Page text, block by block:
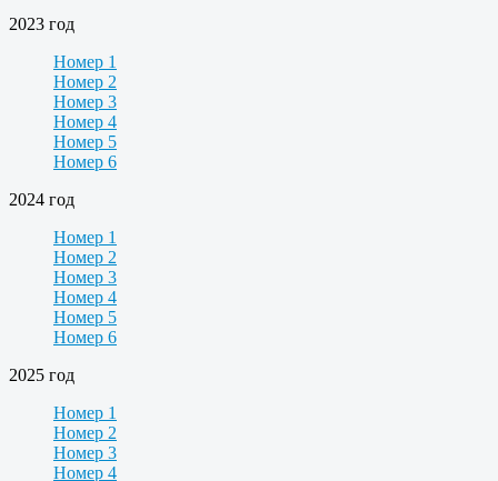
2023 год
Номер 1
Номер 2
Номер 3
Номер 4
Номер 5
Номер 6
2024 год
Номер 1
Номер 2
Номер 3
Номер 4
Номер 5
Номер 6
2025 год
Номер 1
Номер 2
Номер 3
Номер 4